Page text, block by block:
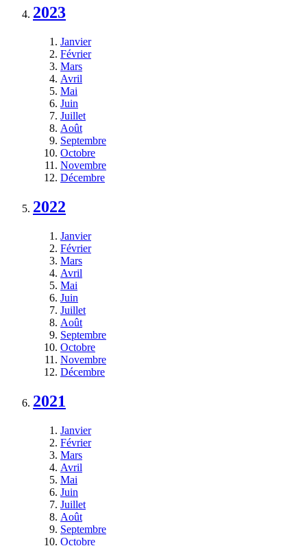
2023
Janvier
Février
Mars
Avril
Mai
Juin
Juillet
Août
Septembre
Octobre
Novembre
Décembre
2022
Janvier
Février
Mars
Avril
Mai
Juin
Juillet
Août
Septembre
Octobre
Novembre
Décembre
2021
Janvier
Février
Mars
Avril
Mai
Juin
Juillet
Août
Septembre
Octobre